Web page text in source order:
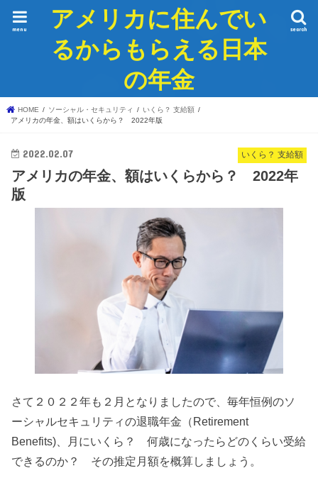
アメリカに住んでい
るからもらえる日本
の年金
search
menu
HOME ソーシャル・セキュリティ
いくら？ 支給額
アメリカの年金、額はいくらから？ 2022年版
いくら？ 支給額
2022.02.07
アメリカの年金、額はいくらから？ 2022年
版
さて２０２２年も２月となりましたので、毎年恒例のソ
ーシャルセキュリティの退職年金（Retirement
Benefits)、月にいくら？ 何歳になったらどのくらい受給
できるのか？ その推定月額を概算しましょう。